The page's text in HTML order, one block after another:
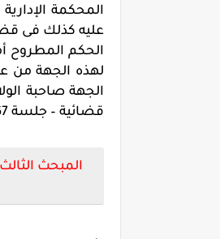
عليه كذلك فى
الحكم المطروح
لهذه الجهة من
قضائية – جلسة 2/5/1967) .
المبحث